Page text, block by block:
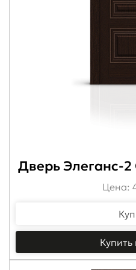
Дверь Элеганс-2
Цена:
Купить